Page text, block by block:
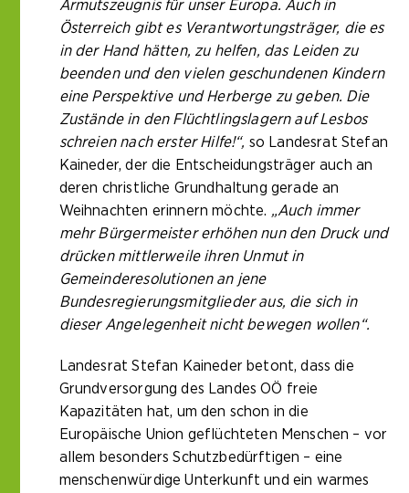
Armutszeugnis für unser Europa. Auch in
Österreich gibt es Verantwortungsträger, die es
in der Hand hätten, zu helfen, das Leiden zu
beenden und den vielen geschundenen Kindern
eine Perspektive und Herberge zu geben. Die
Zustände in den Flüchtlingslagern auf Lesbos
schreien nach erster Hilfe!“, so Landesrat Stefan
Kaineder, der die Entscheidungsträger auch an
deren christliche Grundhaltung gerade an
Weihnachten erinnern möchte. „Auch immer
mehr Bürgermeister erhöhen nun den Druck und
drücken mittlerweile ihren Unmut in
Gemeinderesolutionen an jene
Bundesregierungsmitglieder aus, die sich in
dieser Angelegenheit nicht bewegen wollen“.
Landesrat Stefan Kaineder betont, dass die
Grundversorgung des Landes OÖ freie
Kapazitäten hat, um den schon in die
Europäische Union geflüchteten Menschen – vor
allem besonders Schutzbedürftigen – eine
menschenwürdige Unterkunft und ein warmes